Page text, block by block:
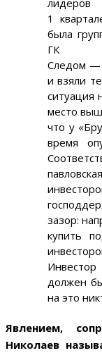
1
была
ГК
Следом —
и взяли
ситуация
место
что у
время
зазор:
купить
должен
на это
Явлением,
Николаев